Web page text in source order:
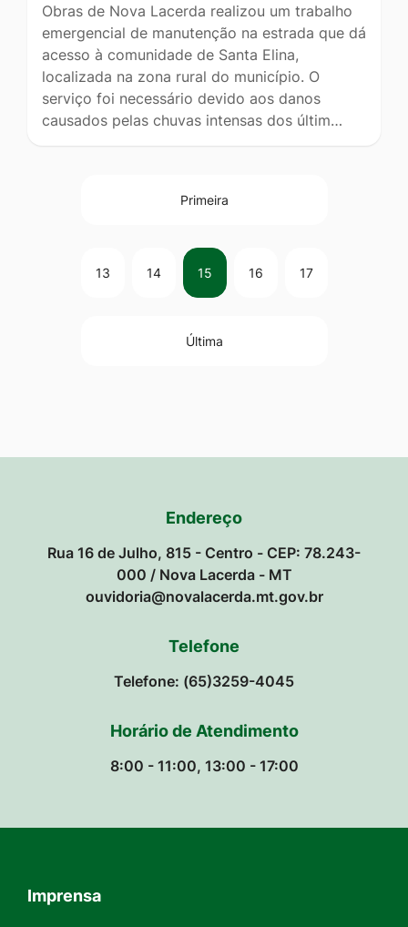
Obras de Nova Lacerda realizou um trabalho
emergencial de manutenção na estrada que dá
acesso à comunidade de Santa Elina,
localizada na zona rural do município. O
serviço foi necessário devido aos danos
causados pelas chuvas intensas dos últim…
Primeira
13 14 15 16 17
Última
Endereço
Rua 16 de Julho, 815 - Centro - CEP: 78.243-
000 / Nova Lacerda - MT
ouvidoria@novalacerda.mt.gov.br
Telefone
Telefone: (65)3259-4045
Horário de Atendimento
8:00 - 11:00, 13:00 - 17:00
Seção do Rodapé e Contato
Imprensa